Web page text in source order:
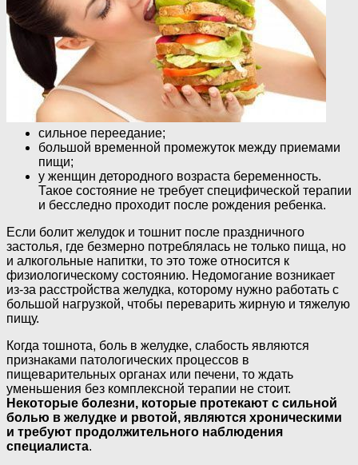
сильное переедание;
большой временной промежуток между приемами
пищи;
у женщин детородного возраста беременность.
Такое состояние не требует специфической терапии
и бесследно проходит после рождения ребенка.
Если болит желудок и тошнит после праздничного
застолья, где безмерно потреблялась не только пища, но
и алкогольные напитки, то это тоже относится к
физиологическому состоянию. Недомогание возникает
из-за расстройства желудка, которому нужно работать с
большой нагрузкой, чтобы переварить жирную и тяжелую
пищу.
Когда тошнота, боль в желудке, слабость являются
признаками патологических процессов в
пищеварительных органах или печени, то ждать
уменьшения без комплексной терапии не стоит.
Некоторые болезни, которые протекают с сильной
болью в желудке и рвотой, являются хроническими
и требуют продолжительного наблюдения
специалиста.